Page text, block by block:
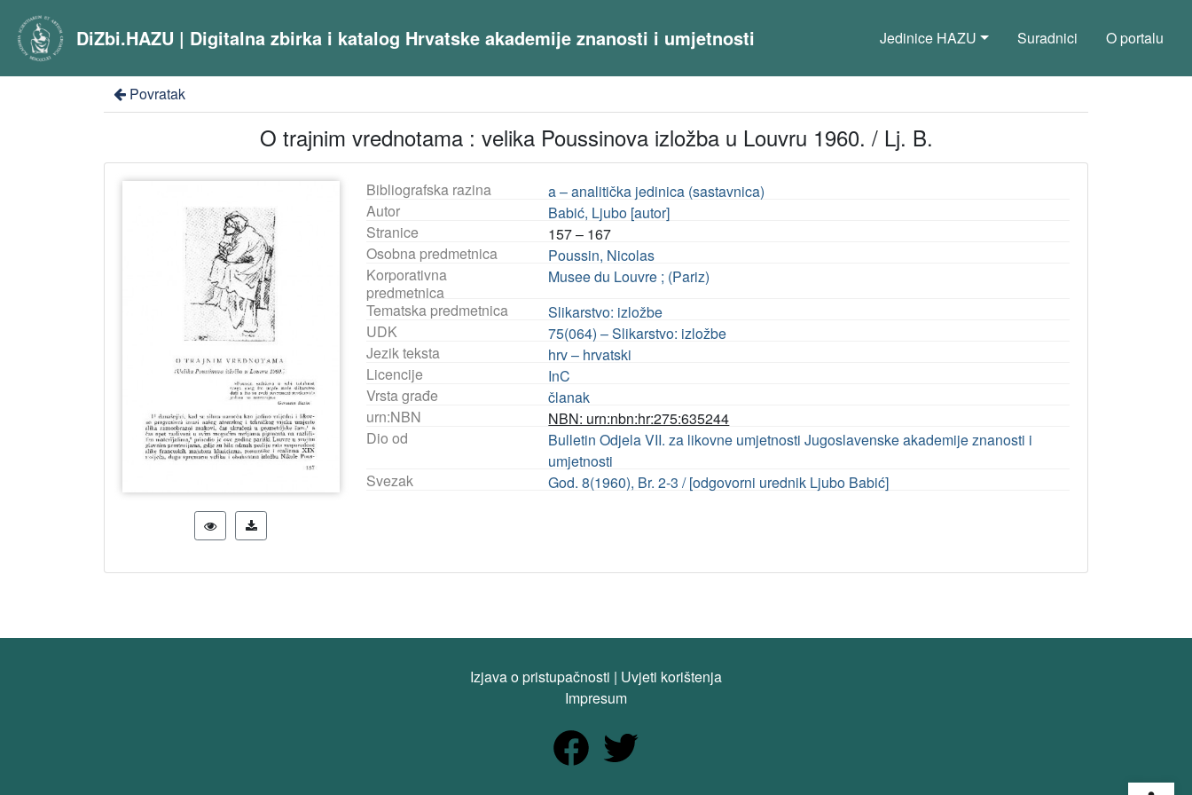
DiZbi.HAZU | Digitalna zbirka i katalog Hrvatske akademije znanosti i umjetnosti Jedinice HAZU Suradnici O portalu
Povratak
O trajnim vrednotama : velika Poussinova izložba u Louvru 1960. / Lj. B.
Bibliografska razina
a – analitička jedinica (sastavnica)
Autor
Babić, Ljubo [autor]
Stranice
157 – 167
Osobna predmetnica
Poussin, Nicolas
Korporativna
predmetnica
Musee du Louvre ; (Pariz)
Tematska predmetnica
Slikarstvo: izložbe
UDK
75(064) – Slikarstvo: izložbe
Jezik teksta
hrv – hrvatski
Licencije
InC
Vrsta građe
članak
urn:NBN
NBN: urn:nbn:hr:275:635244
Dio od
Bulletin Odjela VII. za likovne umjetnosti Jugoslavenske akademije znanosti i
umjetnosti
Svezak
God. 8(1960), Br. 2-3 / [odgovorni urednik Ljubo Babić]
Izjava o pristupačnosti | Uvjeti korištenja
Impresum